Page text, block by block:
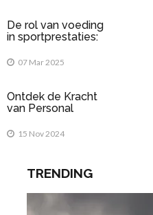
De rol van voeding
in sportprestaties:
na het sporten?
07 Mar 2025
Ontdek de Kracht
van Personal
Almere
15 Nov 2024
TRENDING